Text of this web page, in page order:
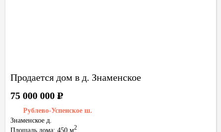
Продается дом в д. Знаменское
Рублево-Успенское ш.
Знаменское д.
Площадь дома: 450 м2
75 000 000Р